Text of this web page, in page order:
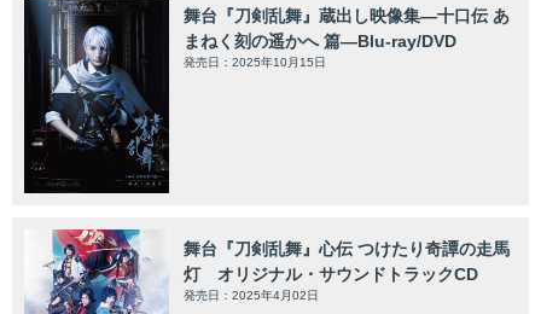
舞台『刀剣乱舞』蔵出し映像集—十口伝 あ
まねく刻の遥かへ 篇—Blu-ray/DVD
発売日：2025年10月15日
舞台『刀剣乱舞』心伝 つけたり奇譚の走馬
灯 オリジナル・サウンドトラックCD
発売日：2025年4月02日